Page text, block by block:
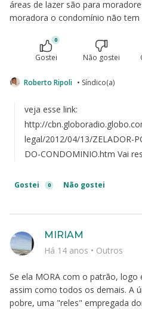
áreas de lazer são para
moradora o condomínio não
0
Gostei Não gostei
Roberto Ripoli • Síndico(a)
veja esse link:
http://
legal/2012/04/13/ZELADOR-
DO-CONDOMINIO.htm Vai
Gostei 0 Não gostei
Se ela MORA com o patrão, logo
assim como todos os demais. A
pobre, uma "reles" empregada
MIRIAM
Há 14 anos • Outros